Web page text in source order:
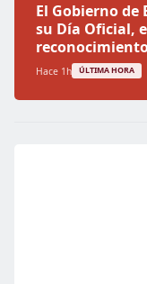
El Gobierno
su Día Oficial,
Hace 1h ÚLTIMA HORA